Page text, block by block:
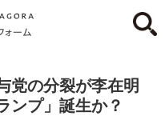
党の分裂が李在明
ンプ」誕生か？